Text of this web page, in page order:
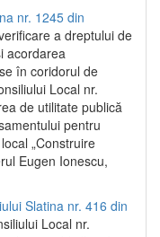
nr. 1245 din
a dreptului de
acordarea
în coridorul de
Local nr.
de utilitate publică
pentru
„Construire
Eugen Ionescu,
Slatina nr. 416 din
Local nr.